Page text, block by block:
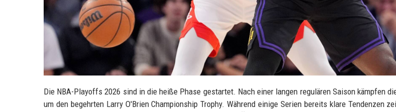
Die NBA-Playoffs 2026 sind in die heiße Phase gestartet. Nach einer langen regulären Saison kämpfen
um den begehrten Larry O'Brien Championship Trophy. Während einige Serien bereits klare Tendenzen